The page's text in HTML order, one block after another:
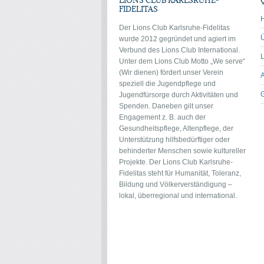
FIDELITAS
Der Lions Club Karlsruhe-Fidelitas
wurde 2012 gegründet und agiert im
Verbund des Lions Club International.
Unter dem Lions Club Motto „We serve“
(Wir dienen) fördert unser Verein
speziell die Jugendpflege und
Jugendfürsorge durch Aktivitäten und
Spenden. Daneben gilt unser
Engagement z. B. auch der
Gesundheitspflege, Altenpflege, der
Unterstützung hilfsbedürftiger oder
behinderter Menschen sowie kultureller
Projekte. Der Lions Club Karlsruhe-
Fidelitas steht für Humanität, Toleranz,
Bildung und Völkerverständigung –
lokal, überregional und international.